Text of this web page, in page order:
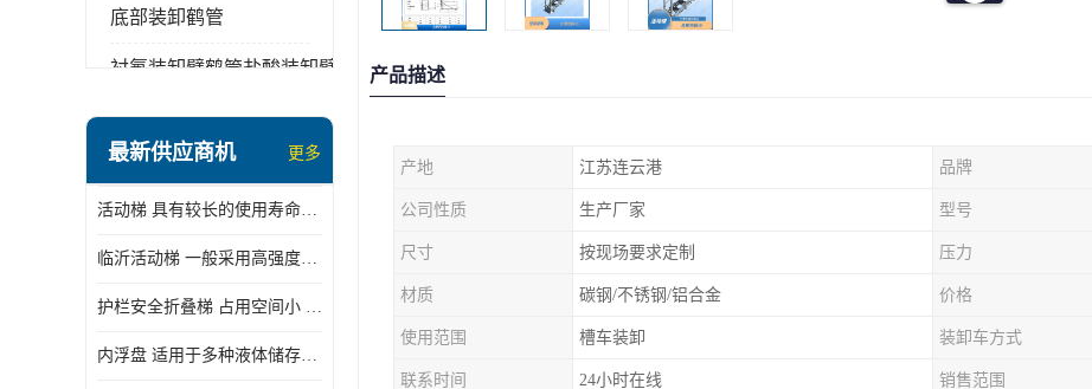
底部装卸鹤管
衬氟装卸臂鹤管盐酸装卸臂
顶部装卸车鹤管
液氨液化气鹤管
定量装车系统
最新供应商机 更多
活动梯 具有较长的使用寿命和耐用性 一般采用高强度材料制造
临沂活动梯 一般采用高强度材料制造 可以用于多种不同的任务
护栏安全折叠梯 占用空间小 方便存放和搬运
内浮盘 适用于多种液体储存和运输 能够降低运输成本和维护成本
产品描述
产地 江苏连云港 品牌
公司性质 生产厂家 型号
尺寸 按现场要求定制 压力
材质 碳钢/不锈钢/铝合金 价格
使用范围 槽车装卸 装卸车方式
联系时间 24小时在线 销售范围